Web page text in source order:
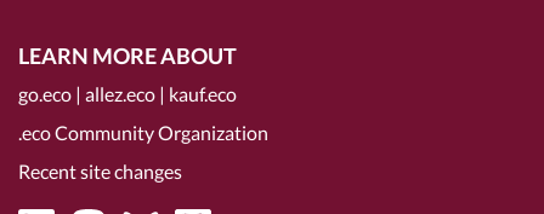
LEARN MORE ABOUT
go.eco | allez.eco | kauf.eco
.eco Community Organization
Recent site changes